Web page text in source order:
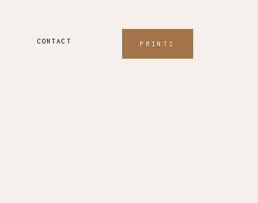
CONTACT PRINTS